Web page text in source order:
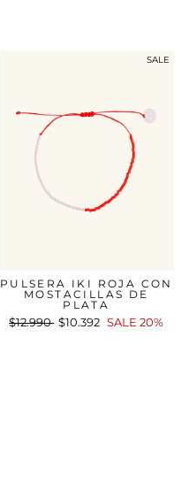
SALE
PULSERA IKI ROJA CON
MOSTACILLAS DE
PLATA
Precio
$12.990 Precio
$10.392 SALE 20%